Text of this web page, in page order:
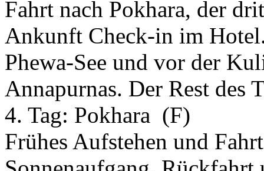
Fahrt nach Pokhara, der
Ankunft Check-in im
Phewa-See und vor der
Annapurnas. Der Rest des
4. Tag: Pokhara (F)
Frühes Aufstehen und